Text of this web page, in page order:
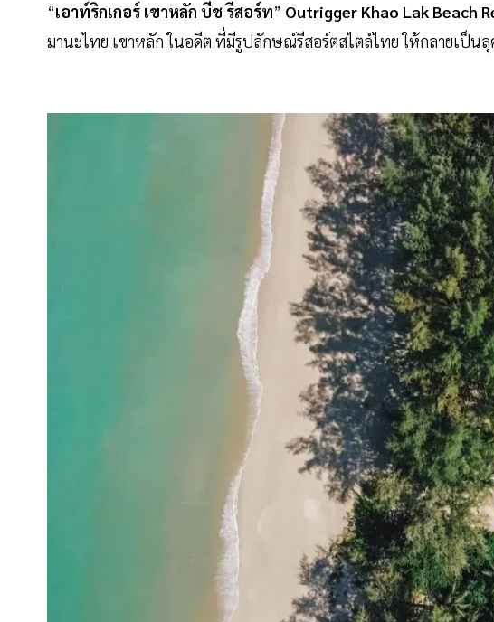
“เอาท์ริกเกอร์ เขาหลัก บีชรีสอร์ท” Outrigger Khao Lak Beach
มานะไทย เขาหลัก ในอดีต ที่มีรูปลักษณ์รีสอร์ตสไตล์ไทย ให้กลายเป็นลุ